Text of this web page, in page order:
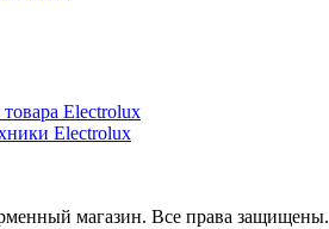
Electrolux
Electrolux
магазин. Все права защищены.